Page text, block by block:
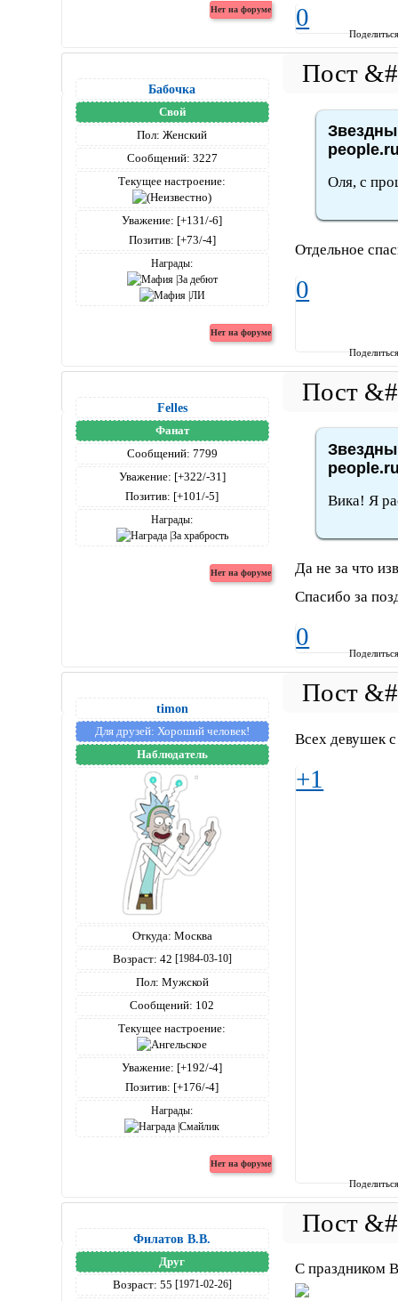
0
Бабочка
Свой
Пол: Женский
Сообщений: 3227
Текущее настроение:
Уважение: [+131/-6]
Позитив: [+73/-4]
Награды:
Оля, с
Отдельное
0
Felles
Фанат
Сообщений: 7799
Уважение: [+322/-31]
Позитив: [+101/-5]
Награды:
Вика! Я
Да не за что
Спасибо за
0
timon
Для друзей: Хороший человек!
Наблюдатель
Откуда: Москва
Возраст: 42 [1984-03-10]
Пол: Мужской
Сообщений: 102
Текущее настроение:
Уважение: [+192/-4]
Позитив: [+176/-4]
Награды:
Всех девушек
+1
Филатов В.В.
Друг
Возраст: 55 [1971-02-26]
С праздником